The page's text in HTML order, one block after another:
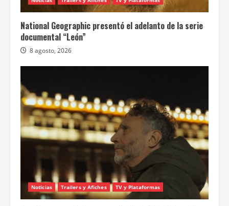
National Geographic presentó el adelanto de la serie
documental “León”
8 agosto, 2026
Noticias Trailers y Afiches TV y Plataformas